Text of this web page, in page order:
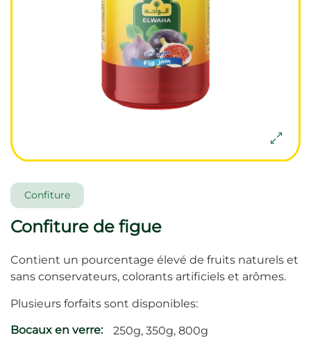
Confiture
Confiture de figue
Contient un pourcentage élevé de fruits naturels et
sans conservateurs, colorants artificiels et arômes.
Plusieurs forfaits sont disponibles:
Bocaux en verre:
250g, 350g, 800g